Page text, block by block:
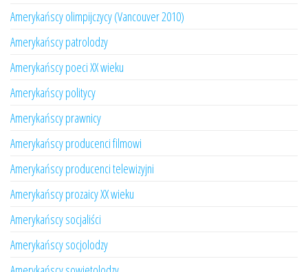
Amerykańscy olimpijczycy (Vancouver 2010)
Amerykańscy patrolodzy
Amerykańscy poeci XX wieku
Amerykańscy politycy
Amerykańscy prawnicy
Amerykańscy producenci filmowi
Amerykańscy producenci telewizyjni
Amerykańscy prozaicy XX wieku
Amerykańscy socjaliści
Amerykańscy socjolodzy